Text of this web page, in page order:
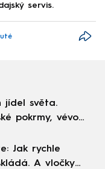
servis.
jídel světa.
pokrmy, vévodí
Jak rychle
A vločky